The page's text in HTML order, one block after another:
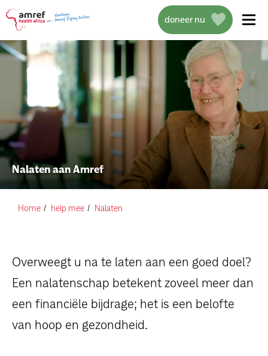
doneer nu
over amref health africa
wat we doen
projecten
help mee
dossiers
persoonlijke verhalen
Nalaten aan Amref
Home help mee Nalaten
Overweegt u na te laten aan een goed doel?
Een nalatenschap betekent zoveel meer dan
een financiële bijdrage; het is een belofte
van hoop en gezondheid.